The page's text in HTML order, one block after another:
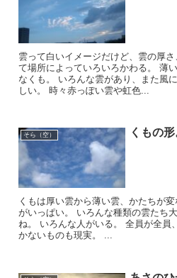
雲って白いイメージだけど、雲の厚
て場所によっていろいろかわる。 薄
なくも。 いろんな雲があり、また風
しい。 時々赤っぽい雲や虹色...
そら（空） くもの形
くもは厚い雲から薄い雲、かたちが
がいっぱい。 いろんな種類の雲たち
ね。 いろんな人がいる。 全員が全員
かないものも現実。 ...